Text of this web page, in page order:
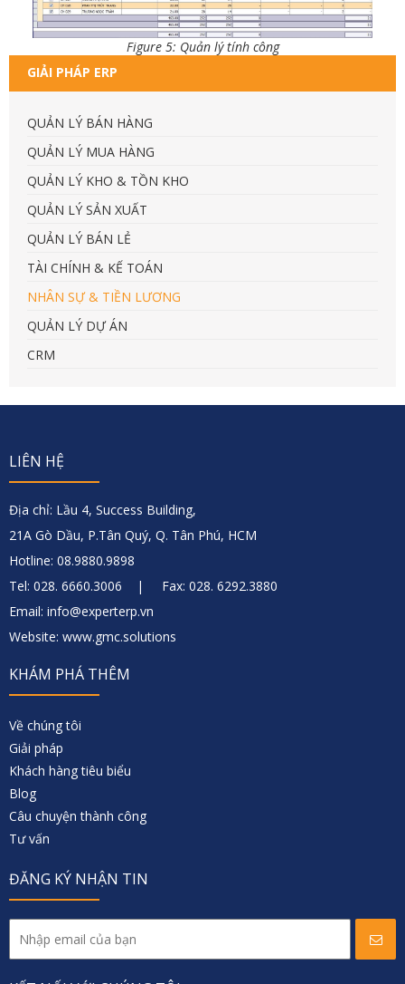
Figure 5: Quản lý tính công
GIẢI PHÁP ERP
QUẢN LÝ BÁN HÀNG
QUẢN LÝ MUA HÀNG
QUẢN LÝ KHO & TỒN KHO
QUẢN LÝ SẢN XUẤT
QUẢN LÝ BÁN LẺ
TÀI CHÍNH & KẾ TOÁN
NHÂN SỰ & TIỀN LƯƠNG
QUẢN LÝ DỰ ÁN
CRM
LIÊN HỆ
Địa chỉ: Lầu 4, Success Building,
21A Gò Dầu, P.Tân Quý, Q. Tân Phú, HCM
Hotline: 08.9880.9898
Tel: 028. 6660.3006 | Fax: 028. 6292.3880
Email: info@experterp.vn
Website: www.gmc.solutions
KHÁM PHÁ THÊM
Về chúng tôi
Giải pháp
Khách hàng tiêu biểu
Blog
Câu chuyện thành công
Tư vấn
ĐĂNG KÝ NHẬN TIN